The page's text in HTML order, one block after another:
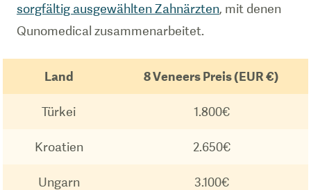
sorgfältig ausgewählten Zahnärzten, mit denen
Qunomedical zusammenarbeitet.
Land 8 Veneers Preis (EUR €)
Türkei 1.800€
Kroatien 2.650€
Ungarn 3.100€